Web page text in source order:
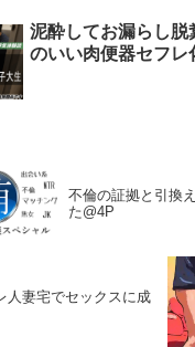
泥酔してお漏らし脱
のいい肉便器セフレ
不倫の証拠と引換
た@4P
人妻宅でセックスに成